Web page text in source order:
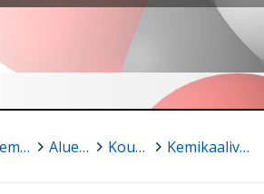
Kemikaalivaraston hoito Alueellinen koulutus 2018 Koulutuksien materiaalia Kemikaalivarasto_koulutus_huhtikuu18_Helsinki.pdf